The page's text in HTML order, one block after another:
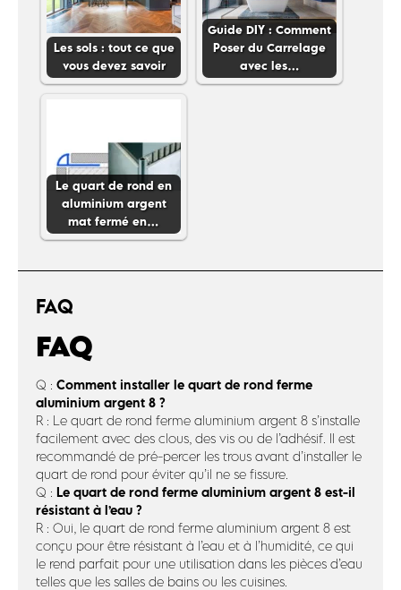
Les sols : tout ce que
vous devez savoir
Guide DIY : Comment
Poser du Carrelage
avec les…
Le quart de rond en
aluminium argent
mat fermé en…
FAQ
FAQ
Q : Comment installer le quart de rond ferme
aluminium argent 8 ?
R : Le quart de rond ferme aluminium argent 8 s’installe
facilement avec des clous, des vis ou de l’adhésif. Il est
recommandé de pré-percer les trous avant d’installer le
quart de rond pour éviter qu’il ne se fissure.
Q : Le quart de rond ferme aluminium argent 8 est-il
résistant à l’eau ?
R : Oui, le quart de rond ferme aluminium argent 8 est
conçu pour être résistant à l’eau et à l’humidité, ce qui
le rend parfait pour une utilisation dans les pièces d’eau
telles que les salles de bains ou les cuisines.